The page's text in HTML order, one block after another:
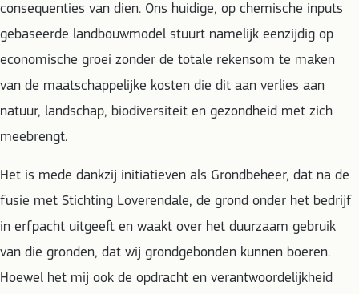
consequenties van dien. Ons huidige, op chemische inputs
gebaseerde landbouwmodel stuurt namelijk eenzijdig op
economische groei zonder de totale rekensom te maken
van de maatschappelijke kosten die dit aan verlies aan
natuur, landschap, biodiversiteit en gezondheid met zich
meebrengt.
Het is mede dankzij initiatieven als Grondbeheer, dat na de
fusie met Stichting Loverendale, de grond onder het bedrijf
in erfpacht uitgeeft en waakt over het duurzaam gebruik
van die gronden, dat wij grondgebonden kunnen boeren.
Hoewel het mij ook de opdracht en verantwoordelijkheid